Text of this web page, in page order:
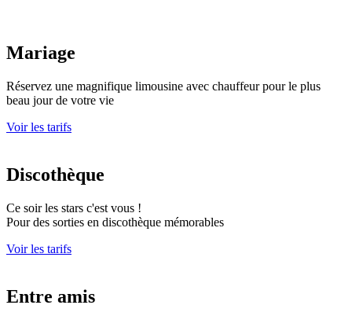
Mariage
Réservez une magnifique limousine avec chauffeur pour le plus
beau jour de votre vie
Voir les tarifs
Discothèque
Ce soir les stars c'est vous !
Pour des sorties en discothèque mémorables
Voir les tarifs
Entre amis